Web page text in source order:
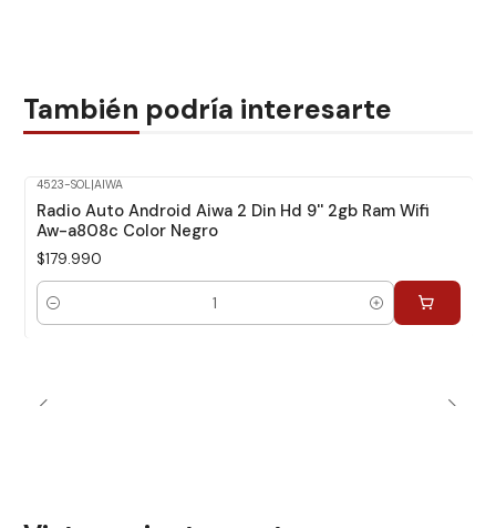
También podría interesarte
4523-SOL |AIWA
Radio Auto Android Aiwa 2 Din Hd 9'' 2gb Ram Wifi
Aw-a808c Color Negro
$179.990
Cantidad